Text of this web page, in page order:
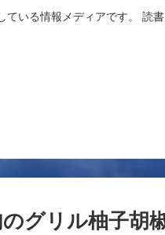
ている情報メディアです。 読
グリル柚子胡